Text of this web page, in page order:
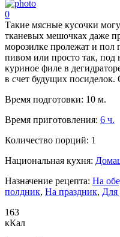
0
Такие мясные кусочки
тканевых мешочках даже
морозилке пролежат и пол
пивом или просто так,
куриное филе в
в счет будущих посиделок.
Время подготовки: 10 м.
Время приготовления: 6 ч.
Количество порций: 1
Национальная кухня:
Назначение рецепта: На
полдник, На праздник, Для
163
кКал